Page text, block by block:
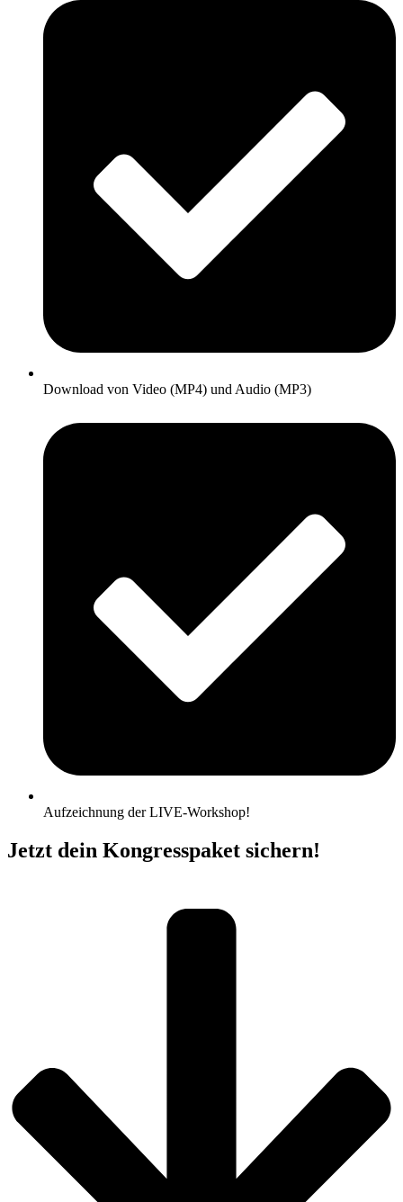
Download von Video (MP4) und Audio (MP3)
Aufzeichnung der LIVE-Workshop!
Jetzt dein Kongresspaket sichern!